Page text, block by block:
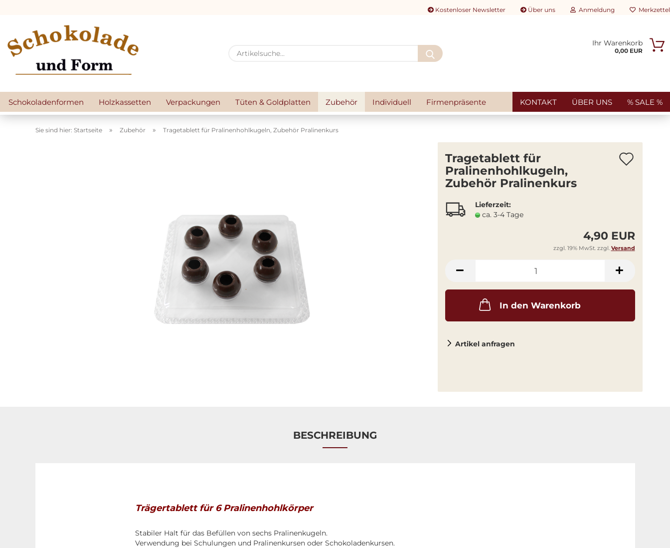
Kostenloser Newsletter Über uns Anmeldung
Passwort vergessen?
Merkzettel
Artikelsuche...
Ihr Warenkorb
0,00 EUR
Schokoladenformen Holzkassetten Verpackungen Tüten & Goldplatten Zubehör Individuell Firmenpräsente KONTAKT ÜBER UNS % SALE %
Sie sind hier: Startseite » Zubehör » Tragetablett für Pralinenhohlkugeln, Zubehör Pralinenkurs
Tragetablett für
Pralinenhohlkugeln,
Zubehör Pralinenkurs
Lieferzeit:
ca. 3-4 Tage
4,90 EUR
zzgl. 19% MwSt. zzgl. Versand
In den Warenkorb
Artikel anfragen
BESCHREIBUNG
Trägertablett für 6 Pralinenhohlkörper
Stabiler Halt für das Befüllen von sechs Pralinenkugeln.
Verwendung bei Schulungen und Pralinenkursen oder Schokoladenkursen.